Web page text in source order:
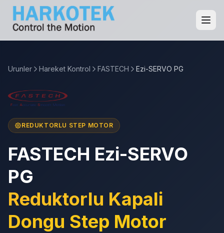
Urunler Hareket Kontrol FASTECH Ezi-SERVO PG
REDUKTORLU STEP MOTOR
FASTECH Ezi-SERVO
PG
Reduktorlu Kapali
Dongu Step Motor